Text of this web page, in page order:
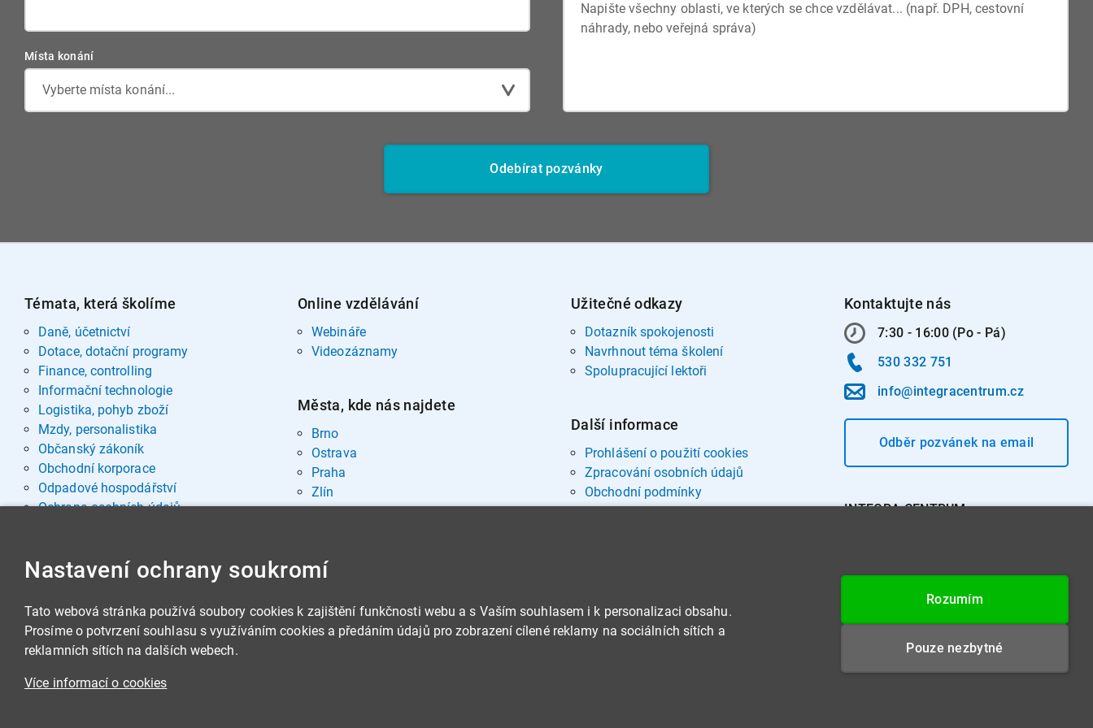
Místa konání
Vyberte místa konání...
Odebírat pozvánky
Témata, která školíme
Daně, účetnictví
Dotace, dotační programy
Finance, controlling
Informační technologie
Logistika, pohyb zboží
Mzdy, personalistika
Občanský zákoník
Obchodní korporace
Odpadové hospodářství
Ochrana osobních údajů
Sociální oblast
Stavby, nemovitosti
Veřejná správa
Veřejné zakázky
Životní prostředí
Online vzdělávání
Webináře
Videozáznamy
Města, kde nás najdete
Brno
Ostrava
Praha
Zlín
Užitečné odkazy
Dotazník spokojenosti
Navrhnout téma školení
Spolupracující lektoři
Další informace
Prohlášení o použití cookies
Zpracování osobních údajů
Obchodní podmínky
Kontaktujte nás
7:30 - 16:00 (Po - Pá)
530 332 751
info@integracentrum.cz
Odběr pozvánekna email
INTEGRA CENTRUM s.r.o.
IČ: 26234203
DIČ: CZ26234203
Nastavení ochrany soukromí
Tato webová stránka používá soubory cookies k zajištění funkčnosti webu a s Vaším souhlasem i k personalizaci obsahu.
Prosíme o potvrzení souhlasu s využíváním cookies a předáním údajů pro zobrazení cílené reklamy na sociálních sítích a
reklamních sítích na dalších webech.
Více informací o cookies
Rozumím
Pouze nezbytné